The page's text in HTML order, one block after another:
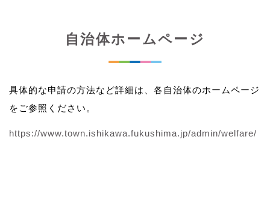
自治体ホームページ
具体的な申請の方法など詳細は、各自治体のホームページ
をご参照ください。
https://www.town.ishikawa.fukushima.jp/admin/welfare/